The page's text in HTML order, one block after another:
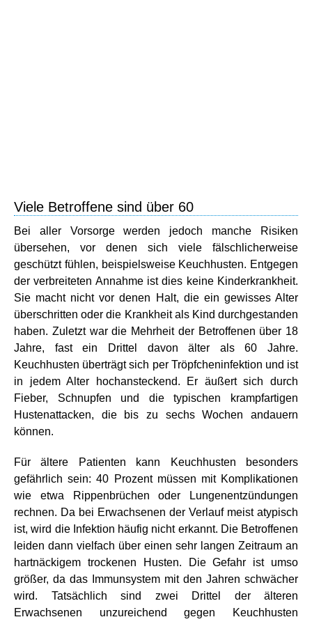
Viele Betroffene sind über 60
Bei aller Vorsorge werden jedoch manche Risiken
übersehen, vor denen sich viele fälschlicherweise
geschützt fühlen, beispielsweise Keuchhusten. Entgegen
der verbreiteten Annahme ist dies keine Kinderkrankheit.
Sie macht nicht vor denen Halt, die ein gewisses Alter
überschritten oder die Krankheit als Kind durchgestanden
haben. Zuletzt war die Mehrheit der Betroffenen über 18
Jahre, fast ein Drittel davon älter als 60 Jahre.
Keuchhusten überträgt sich per Tröpfcheninfektion und ist
in jedem Alter hochansteckend. Er äußert sich durch
Fieber, Schnupfen und die typischen krampfartigen
Hustenattacken, die bis zu sechs Wochen andauern
können.
Für ältere Patienten kann Keuchhusten besonders
gefährlich sein: 40 Prozent müssen mit Komplikationen
wie etwa Rippenbrüchen oder Lungenentzündungen
rechnen. Da bei Erwachsenen der Verlauf meist atypisch
ist, wird die Infektion häufig nicht erkannt. Die Betroffenen
leiden dann vielfach über einen sehr langen Zeitraum an
hartnäckigem trockenen Husten. Die Gefahr ist umso
größer, da das Immunsystem mit den Jahren schwächer
wird. Tatsächlich sind zwei Drittel der älteren
Erwachsenen unzureichend gegen Keuchhusten